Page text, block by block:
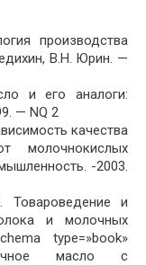
производства
В.Н. Юрин. —
и его аналоги:
— NQ 2
качества
молочнокислых
-2003.
Товароведение и
и молочных
type=»book»
масло с